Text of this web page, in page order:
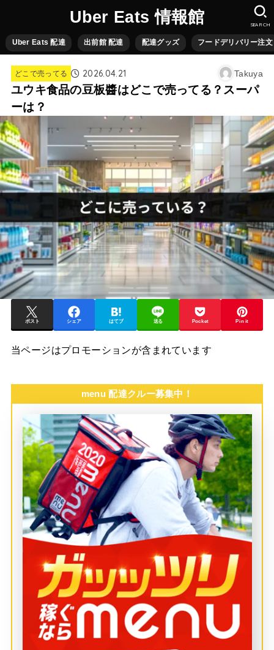
Uber Eats 情報館
Uber Eats 配達 出前館 配達 配達グッズ フードデリバリー注文
SEARCH
どこで売ってる 2026.04.21 Takuya
ユウキ食品の豆板醬はどこで売ってる？スーパ
ーは？
ポスト シェア はてブ 送る Pocket Pin it
当ページはプロモーションが含まれています
menu 配達クルー募集中！